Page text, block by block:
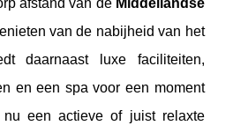
afstand van de Middellandse
van de nabijheid van het
daarnaast luxe faciliteiten,
en een spa voor een moment
een actieve of juist relaxte